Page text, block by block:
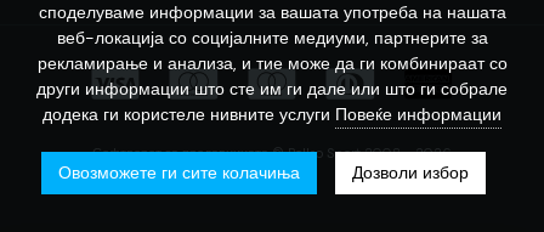
Софтверот за продавницата © Polleo Sport 2008 - 2026
споделуваме информации за вашата употреба на нашата
веб-локација со социјалните медиуми, партнерите за
рекламирање и анализа, и тие може да ги комбинираат со
други информации што сте им ги дале или што ги собрале
додека ги користеле нивните услуги Повеќе информации
Овозможете ги сите колачиња Дозволи избор